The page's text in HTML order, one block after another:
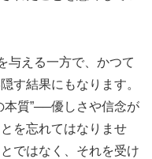
与える一方で、かつて
す結果にもなります。
本質”──優しさや信念が
を忘れてはなりませ
ではなく、それを受け